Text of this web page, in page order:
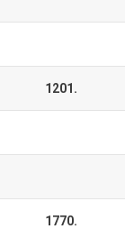
1201.
1770.